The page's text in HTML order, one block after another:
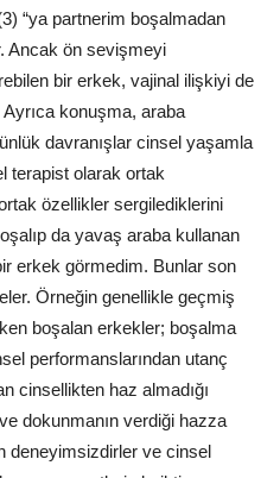
“ya partnerim boşalmadan
Ancak ön sevişmeyi
bir erkek, vajinal ilişkiyi de
konuşma, araba
davranışlar cinsel yaşamla
terapist olarak ortak
özellikler sergilediklerini
da yavaş araba kullanan
erkek görmedim. Bunlar son
Örneğin genellikle geçmiş
boşalan erkekler; boşalma
performanslarından utanç
cinsellikten haz almadığı
dokunmanın verdiği hazza
deneyimsizdirler ve cinsel